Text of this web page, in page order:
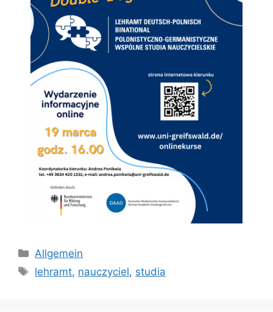
Kategorien
Allgemein
Schlagwörter
lehramt, nauczyciel, studia